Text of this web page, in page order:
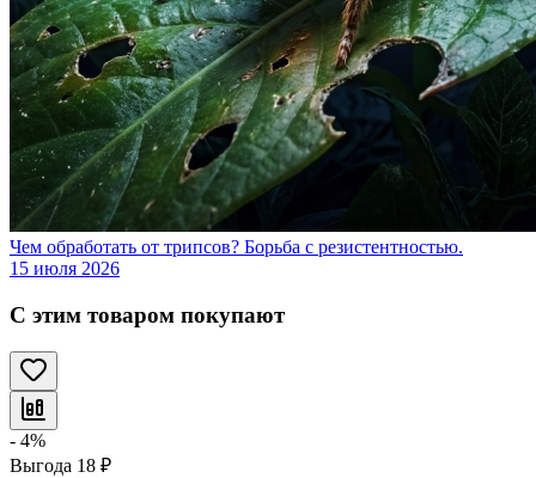
Чем обработать от трипсов? Борьба с резистентностью.
15 июля 2026
С этим товаром покупают
- 4%
Выгода 18 ₽